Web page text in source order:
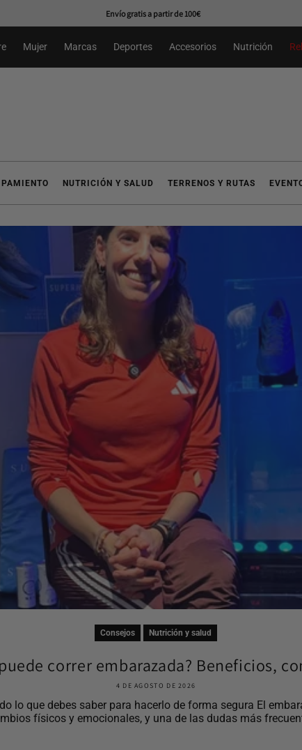
Primer cambio gratuíto*
Mujer Marcas Deportes Accesorios Nutrición
NUTRICIÓN Y SALUD TERRENOS Y RUTAS
Consejos Nutrición y salud
correr embarazada? Beneficios,
4 DE AGOSTO DE 2026
lo que debes saber para hacerlo de forma segura El
físicos y emocionales, y una de las dudas más